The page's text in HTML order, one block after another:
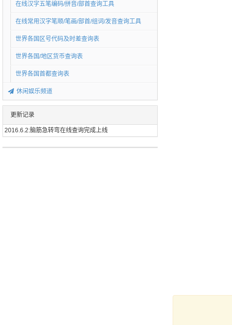
在线汉字五笔编码/拼音/部首查询工具
在线常用汉字笔顺/笔画/部首/组词/发音查询工具
世界各国区号代码及时差查询表
世界各国/地区货币查询表
世界各国首都查询表
休闲娱乐频道
更新记录
2016.6.2:脑筋急转弯在线查询完成上线